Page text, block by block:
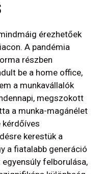
érezhetőek
A pandémia
részben
be a home office,
a munkavállalók
megszokott
a munka-magánélet
kérdőíves
kerestük a
a fiatalabb generáció
felborulása,